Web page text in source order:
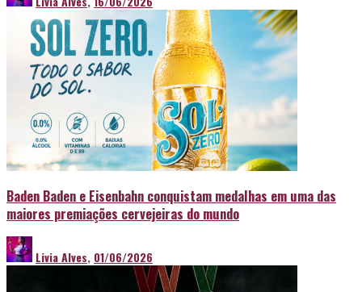
Baden Baden e Eisenbahn conquistam medalhas em uma das
maiores premiações cervejeiras do mundo
Livia Alves, 01/06/2026